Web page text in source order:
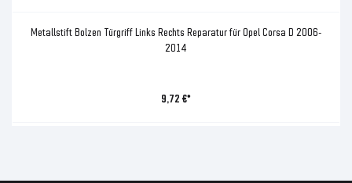
Metallstift Bolzen Türgriff Links Rechts Reparatur für Opel Corsa D 2006-
2014
9,72 €*